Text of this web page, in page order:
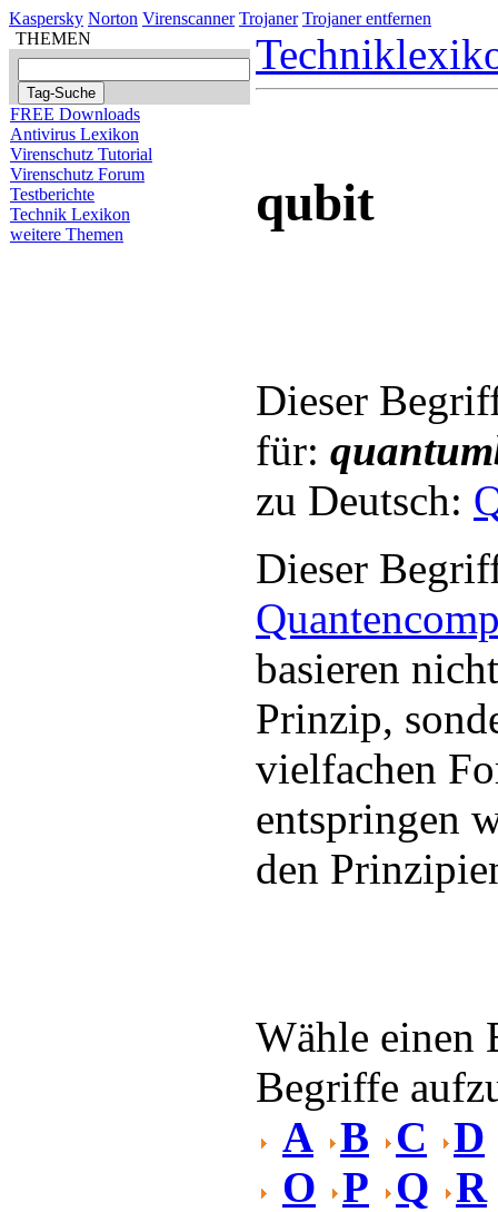
Kaspersky Norton Virenscanner Trojaner Trojaner entfernen
THEMEN
FREE Downloads
Antivirus Lexikon
Virenschutz Tutorial
Virenschutz Forum
Testberichte
Technik Lexikon
weitere Themen
qubit
Dieser
für:
zu Deutsch:
Dieser
basieren
Prinzip,
vielfachen
entspringen
den
Wähle einen
Begriffe
A B C
D
O P Q R